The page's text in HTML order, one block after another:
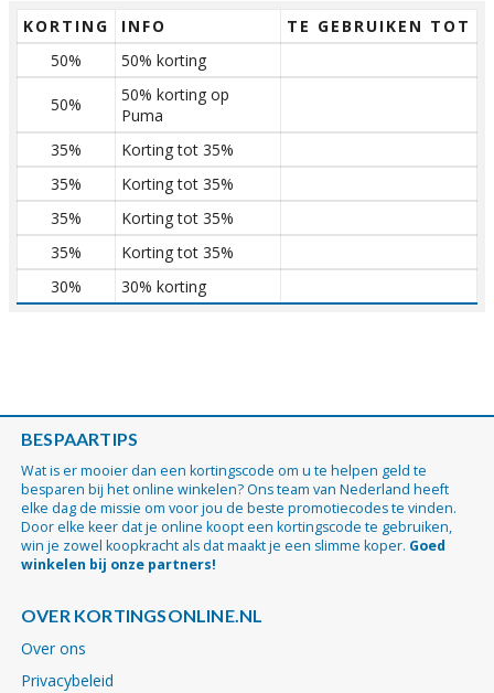
KORTING INFO
TE GEBRUIKEN TOT
50%
50% korting
50%
50% korting op
Puma
35%
Korting tot 35%
35%
Korting tot 35%
35%
Korting tot 35%
35%
Korting tot 35%
30%
30% korting
BESPAARTIPS
Wat is er mooier dan een kortingscode om u te helpen geld te
besparen bij het online winkelen? Ons team van Nederland heeft
elke dag de missie om voor jou de beste promotiecodes te vinden.
Door elke keer dat je online koopt een kortingscode te gebruiken,
win je zowel koopkracht als dat maakt je een slimme koper. Goed
winkelen bij onze partners!
OVER KORTINGSONLINE.NL
Over ons
Privacybeleid